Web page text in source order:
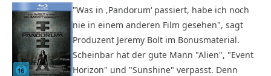
"Was in ‚Pandorum‘ passiert, habe ich noch
nie in einem anderen Film gesehen", sagt
Produzent Jeremy Bolt im Bonusmaterial.
Scheinbar hat der gute Mann "Alien", "Event
Horizon" und "Sunshine" verpasst. Denn